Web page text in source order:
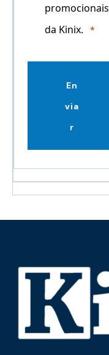
promocionais
da Kinix.
En
via
r